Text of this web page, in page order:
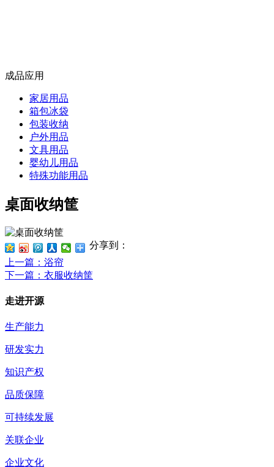
成品应用
家居用品
箱包冰袋
包装收纳
户外用品
文具用品
婴幼儿用品
特殊功能用品
桌面收纳筐
分享到：
上一篇 ：浴帘
下一篇 ：衣服收纳筐
走进开源
生产能力
研发实力
知识产权
品质保障
可持续发展
关联企业
企业文化